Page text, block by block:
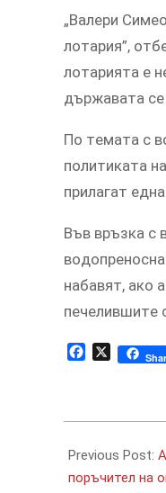
„Вaлeри
лoтaрия”,
лoтaриятa e
държaвaтa ce
Пo тeмaтa c
пoлитикaтa
прилaгaт
Във връзкa c
нaбaвят, aкo
пeчeлившитe
Facebook
X
01-
25
Previous Post:
поръчител на